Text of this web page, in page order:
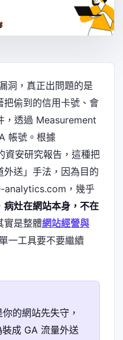
洞，真正出問題的是
把偷到的信用卡號、會
，透過 Measurement
帳號。根據
安研究報告，這種把
送」手法，因為目的
analytics.com，幾乎
病灶在網站本身，不在
實是整體網站經營與
一工具要不要繼續
的網站先失守，
成 GA 流量外送